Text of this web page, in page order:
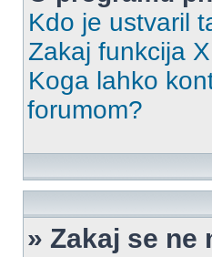
Kdo je ustvaril
Zakaj funkcija
Koga lahko
forumom?
» Zakaj se